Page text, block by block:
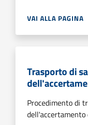
VAI ALLA PAGINA
Trasporto di
Procedimento di